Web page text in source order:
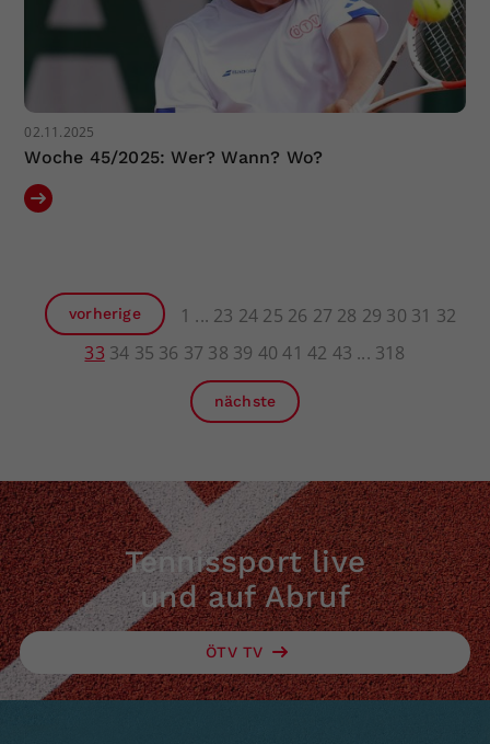
02.11.2025
Woche 45/2025: Wer? Wann? Wo?
vorherige 1 23 24 25 26 27 28 29 30 31 32
33 34 35 36 37 38 39 40 41 42 43 318
nächste
Tennissport live
und auf Abruf
ÖTV TV